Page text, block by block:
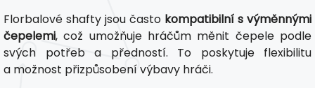
Florbalové shafty jsou často kompatibilní s výměnnými
čepelemi, což umožňuje hráčům měnit čepele podle
svých potřeb a předností. To poskytuje flexibilitu
a možnost přizpůsobení výbavy hráči.